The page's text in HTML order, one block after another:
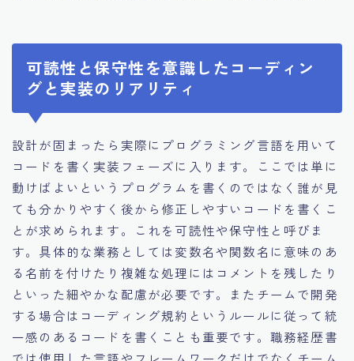
可読性と保守性を意識したコーディン
グと実装のリアリティ
設計が固まったら実際にプログラミング言語を用いて
コードを書く実装フェーズに入ります。ここでは単に
動けばよいというプログラムを書くのではなく誰が見
ても分かりやすく後から修正しやすいコードを書くこ
とが求められます。これを可読性や保守性と呼びま
す。具体的な業務としては変数名や関数名に意味のあ
る名前を付けたり複雑な処理にはコメントを残したり
といった細やかな配慮が必要です。またチームで開発
する場合はコーディング規約というルールに従って統
一感のあるコードを書くことも重要です。職務経歴書
では使用した言語やフレームワークだけでなくチーム